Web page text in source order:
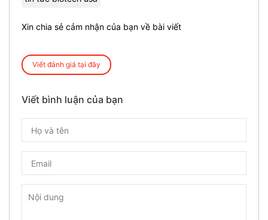
Xin chia sẻ cảm nhận của bạn về bài viết
Viết đánh giá tại đây
Viết bình luận của bạn